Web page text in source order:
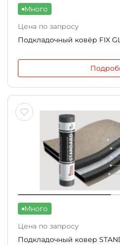
Много
Цена по запросу
Подкладочный ковёр FIX
Много
Цена по запросу
Подкладочный ковер